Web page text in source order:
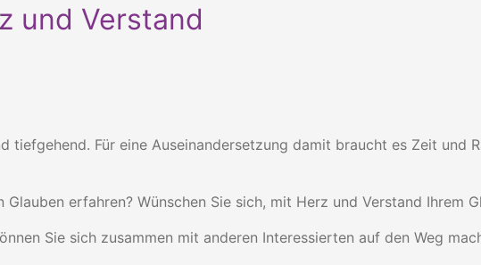
und Verstand
tiefgehend. Für eine Auseinandersetzung damit braucht es Zeit und
erfahren? Wünschen Sie sich, mit Herz und Verstand Ihrem
Sie sich zusammen mit anderen Interessierten auf den Weg